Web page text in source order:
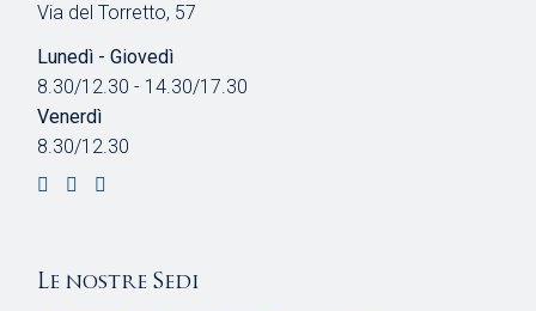
Via del Torretto, 57
Lunedì - Giovedì
8.30/12.30 - 14.30/17.30
Venerdì
8.30/12.30
Le nostre Sedi